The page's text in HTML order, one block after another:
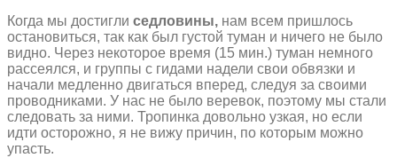
Когда мы достигли седловины, нам всем пришлось
остановиться, так как был густой туман и ничего не было
видно. Через некоторое время (15 мин.) туман немного
рассеялся, и группы с гидами надели свои обвязки и
начали медленно двигаться вперед, следуя за своими
проводниками. У нас не было веревок, поэтому мы стали
следовать за ними. Тропинка довольно узкая, но если
идти осторожно, я не вижу причин, по которым можно
упасть.